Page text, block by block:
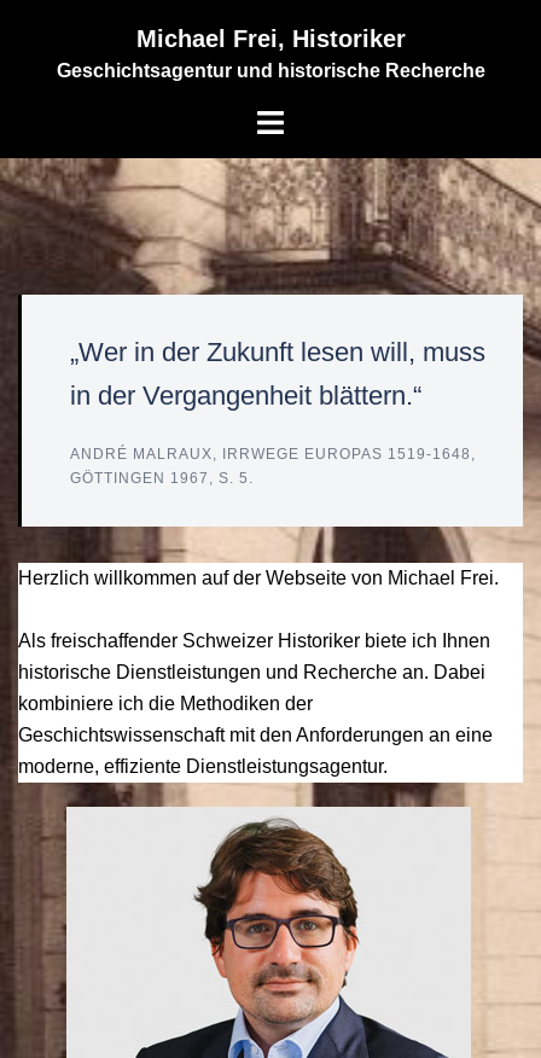
springen
Michael Frei, Historiker
Geschichtsagentur und historische Recherche
Menü
„Wer in der Zukunft lesen will, muss
in der Vergangenheit blättern.“
ANDRÉ MALRAUX, IRRWEGE EUROPAS 1519-1648,
GÖTTINGEN 1967, S. 5.
Herzlich willkommen auf der Webseite von Michael Frei.
Als freischaffender Schweizer Historiker biete ich Ihnen
historische Dienstleistungen und Recherche an. Dabei
kombiniere ich die Methodiken der
Geschichtswissenschaft mit den Anforderungen an eine
moderne, effiziente Dienstleistungsagentur.